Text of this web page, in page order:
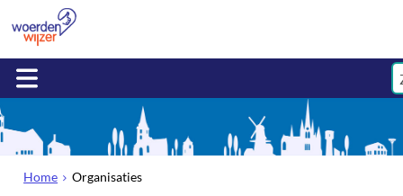
Home Organisaties